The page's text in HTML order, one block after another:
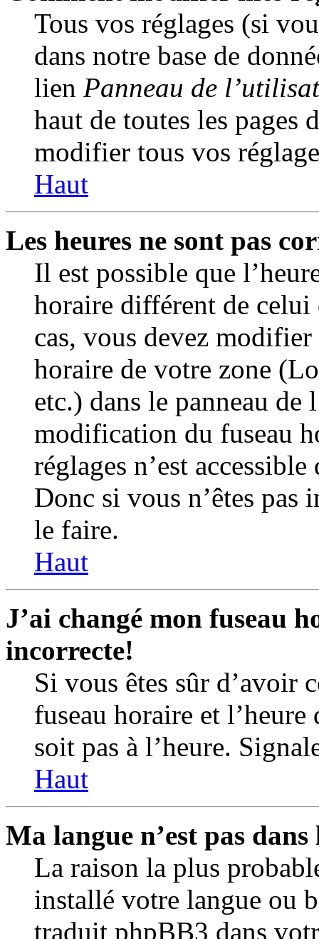
Tous vos réglages (si
dans notre base de
lien Panneau de
haut de toutes les pages
modifier tous vos
Haut
Les heures ne sont pas
Il est possible que
horaire différent de celui
cas, vous devez
horaire de votre zone
etc.) dans le panneau
modification du fuseau
réglages n’est
Donc si vous n’êtes pas
le faire.
Haut
J’ai changé mon fuseau
incorrecte!
Si vous êtes sûr d’avoir
fuseau horaire et l’heure
soit pas à l’heure.
Haut
Ma langue n’est pas
La raison la plus
installé votre langue ou
traduit phpBB3 dans